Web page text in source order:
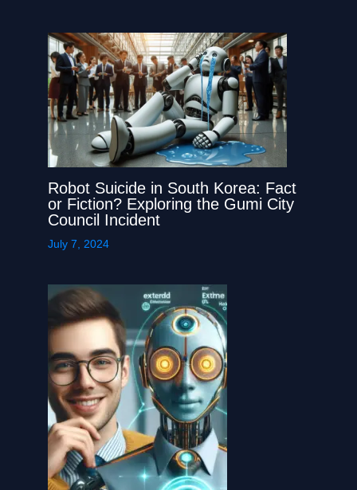
Robot Suicide in South Korea: Fact
or Fiction? Exploring the Gumi City
Council Incident
July 7, 2024